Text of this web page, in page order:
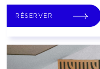
RÉSERVER